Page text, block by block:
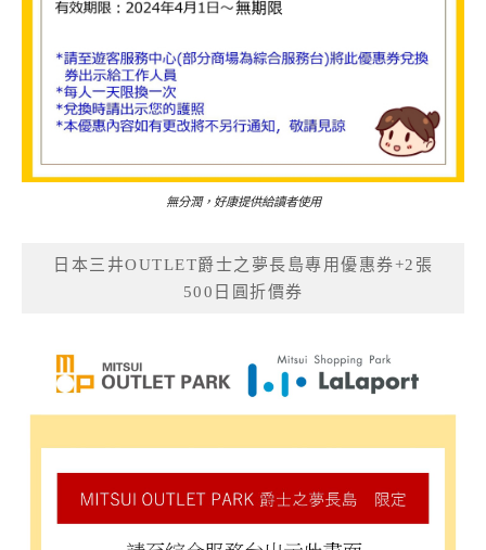
無分潤，好康提供給讀者使用
日本三井OUTLET爵士之夢長島專用優惠券+2張
500日圓折價券